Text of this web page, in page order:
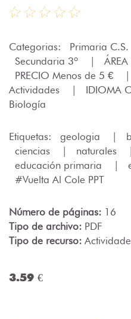
Categorias: Primaria C.S.
Secundaria 3º
|
PRECIO Menos de 5 €
|
Actividades
| IDIOMA
Biología
Etiquetas: geologia |
ciencias
| naturales |
educación primaria
|
#Vuelta Al Cole PPT
Número de páginas: 16
Tipo de archivo: PDF
Tipo de recurso:
3.59 €